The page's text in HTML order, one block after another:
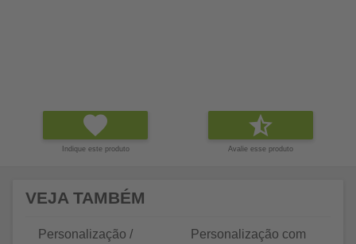
Indique este produto Avalie esse produto
VEJA TAMBÉM
Personalização /
Personalização com